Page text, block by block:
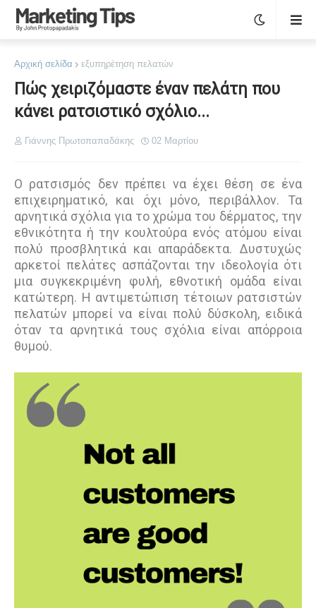
Αρχική σελίδα εξυπηρέτηση πελατών
Πώς χειριζόμαστε έναν πελάτη που
κάνει ρατσιστικό σχόλιο...
Γιάννης Πρωτοπαπαδάκης 02 Μαρτίου
Ο ρατσισμός δεν πρέπει να έχει θέση σε ένα
επιχειρηματικό, και όχι μόνο, περιβάλλον. Τα
αρνητικά σχόλια για το χρώμα του δέρματος, την
εθνικότητα ή την κουλτούρα ενός ατόμου είναι
πολύ προσβλητικά και απαράδεκτα. Δυστυχώς
αρκετοί πελάτες ασπάζονται την ιδεολογία ότι
μια συγκεκριμένη φυλή, εθνοτική ομάδα είναι
κατώτερη. Η αντιμετώπιση τέτοιων ρατσιστών
πελατών μπορεί να είναι πολύ δύσκολη, ειδικά
όταν τα αρνητικά τους σχόλια είναι απόρροια
θυμού.